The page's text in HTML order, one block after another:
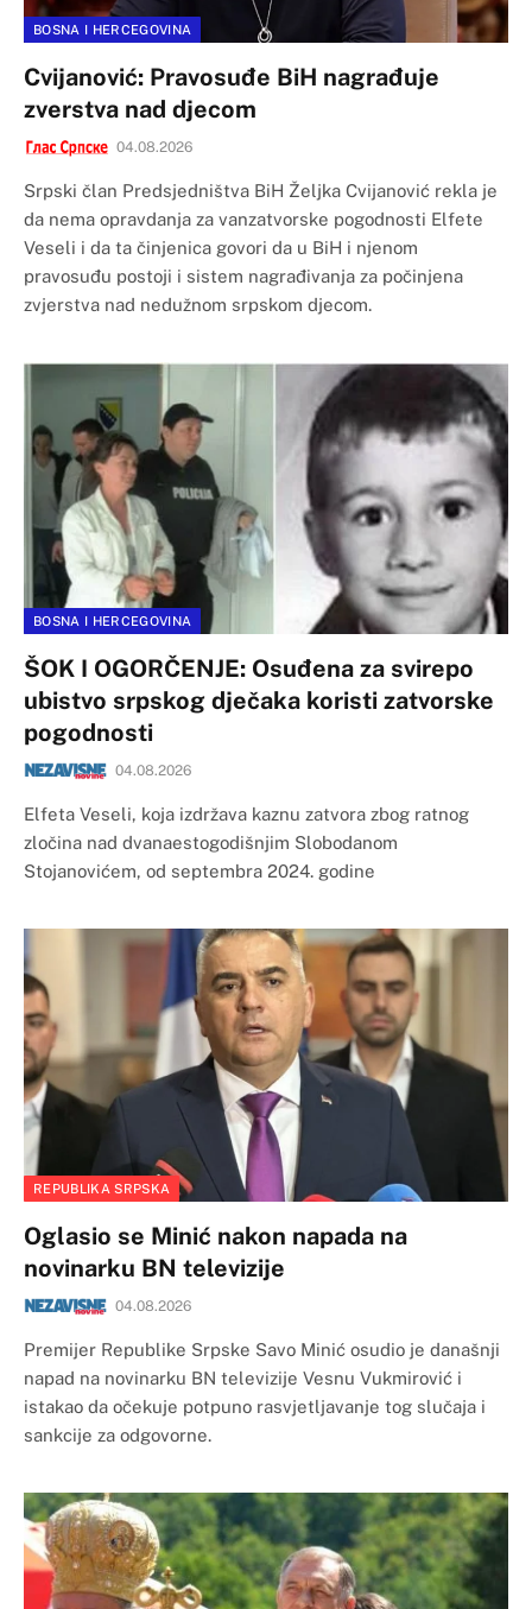
BOSNA I HERCEGOVINA
Cvijanović: Pravosuđe BiH nagrađuje
zverstva nad djecom
04.08.2026
Srpski član Predsjedništva BiH Željka Cvijanović rekla je
da nema opravdanja za vanzatvorske pogodnosti Elfete
Veseli i da ta činjenica govori da u BiH i njenom
pravosuđu postoji i sistem nagrađivanja za počinjena
zvjerstva nad nedužnom srpskom djecom.
BOSNA I HERCEGOVINA
ŠOK I OGORČENJE: Osuđena za svirepo
ubistvo srpskog dječaka koristi zatvorske
pogodnosti
04.08.2026
Elfeta Veseli, koja izdržava kaznu zatvora zbog ratnog
zločina nad dvanaestogodišnjim Slobodanom
Stojanovićem, od septembra 2024. godine
REPUBLIKA SRPSKA
Oglasio se Minić nakon napada na
novinarku BN televizije
04.08.2026
Premijer Republike Srpske Savo Minić osudio je današnji
napad na novinarku BN televizije Vesnu Vukmirović i
istakao da očekuje potpuno rasvjetljavanje tog slučaja i
sankcije za odgovorne.